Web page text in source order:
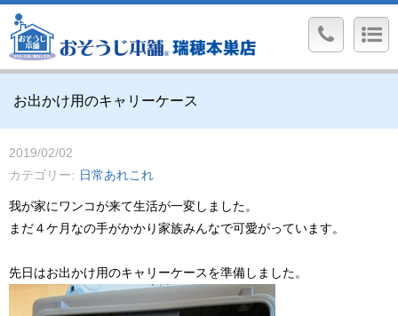
お出かけ用のキャリーケース
2019/02/02
カテゴリー
日常あれこれ
我が家にワンコが来て生活が一変しました。
まだ４ケ月なの手がかかり家族みんなで可愛がっています。
先日はお出かけ用のキャリーケースを準備しました。